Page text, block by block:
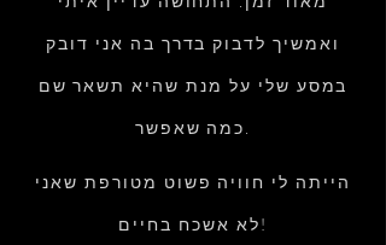
ואמשיך לדבוק בדרך בה אני דובק
במסע שלי על מנת שהיא תשאר שם
כמה שאפשר.
הייתה לי חוויה פשוט מטורפת שאני
לא אשכח בחיים!